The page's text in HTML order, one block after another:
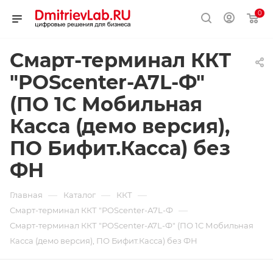
0
Смарт-терминал ККТ
"POScenter-A7L-Ф"
(ПО 1C Мобильная
Касса (демо версия),
ПО Бифит.Касса) без
ФН
Главная — Каталог — ККТ —
Смарт-терминал ККТ "POScenter-А7L-Ф —
Смарт-терминал ККТ "POScenter-A7L-Ф" (ПО 1C Мобильная
Касса (демо версия), ПО Бифит.Касса) без ФН